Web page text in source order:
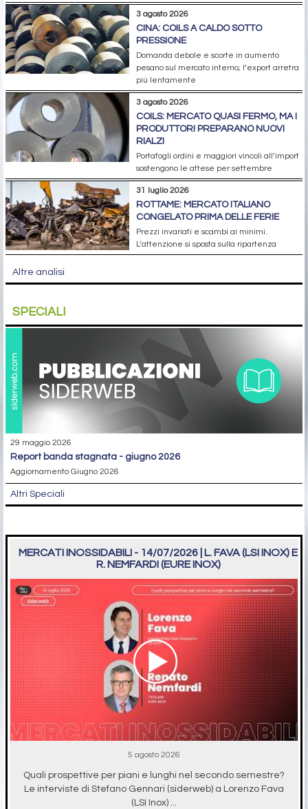
3 agosto 2026
CINA: COILS A CALDO SOTTO
PRESSIONE
Domanda debole e scorte in aumento
pesano sul mercato interno; l’export arretra
più lentamente
3 agosto 2026
COILS: MERCATO QUASI FERMO, MA I
PRODUTTORI PREPARANO NUOVI
RIALZI
Portafogli ordini e maggiori vincoli all’import
sostengono le attese per settembre
31 luglio 2026
ROTTAME: MERCATO ITALIANO
CONGELATO PRIMA DELLE FERIE
Prezzi invariati e scambi ai minimi.
L’attenzione si sposta sulla ripartenza
Altre analisi
SPECIALI
29 maggio 2026
report banda stagnata - giugno 2026
Aggiornamento Giugno 2026
Altri Speciali
MERCATI INOSSIDABILI - 14/07/2026 | L. FAVA (LSI INOX) E
R. NEMFARDI (EURE INOX)
5 agosto 2026
Quali prospettive per piani e lunghi nel secondo semestre?
Le interviste di Stefano Gennari (siderweb) a Lorenzo Fava
(LSI Inox) ...